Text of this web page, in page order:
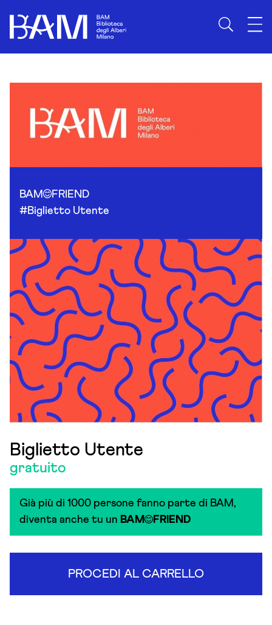
BAM
FRIEND
#Biglietto Utente
Biglietto Utente
gratuito
Già più di 1000 persone fanno parte di BAM,
diventa anche tu un BAM FRIEND
PROCEDI AL CARRELLO